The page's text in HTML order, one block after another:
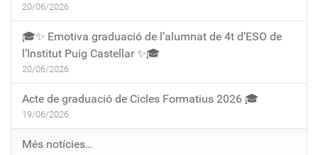
20/06/2026
🎓✨ Emotiva graduació de l’alumnat de 4t d’ESO de
l’Institut Puig Castellar ✨🎓
20/06/2026
Acte de graduació de Cicles Formatius 2026 🎓
19/06/2026
Més notícies…